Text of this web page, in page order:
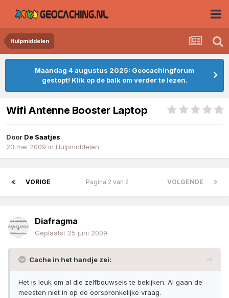
Hulpmiddelen
Maandag 4 augustus 2025: Geocachingforum
gestopt! Klik op de balk om verder te lezen.
Wifi Antenne Booster Laptop
Door De Saatjes
23 mei 2009 in Hulpmiddelen
VORIGE VOLGENDE
Pagina 2 van 2
Diafragma
Geplaatst 25 juni 2009
Cache in het handje zei:
Het is leuk om al die zelfbouwsels te bekijken. Al gaan de
meesten niet in op de oorspronkelijke vraag.